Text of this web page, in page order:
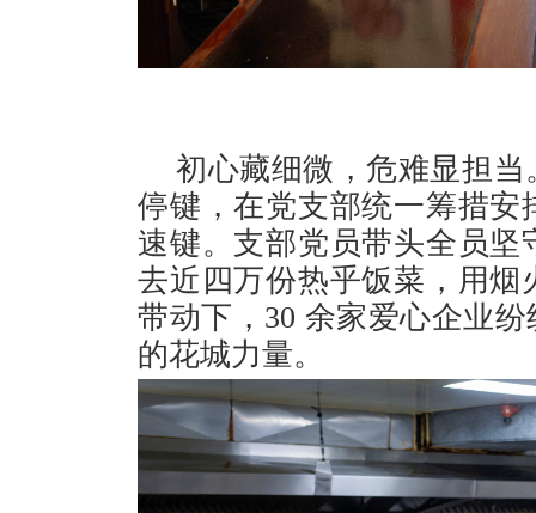
初心藏细微，危难显担
停键，在党支部统一筹措
速键。支部党员带头全员
去近四万份热乎饭菜，用
带动下，30 余家爱心企业
的花城力量。